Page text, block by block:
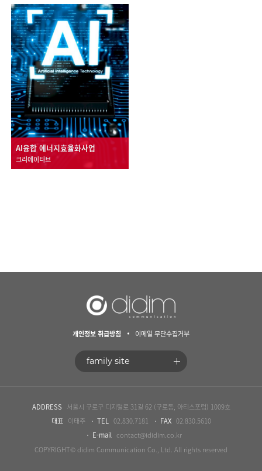
AI융합 에너지효율화사업
크리에이티브
개인정보 취급방침 이메일 무단수집거부
ADDRESS 서울시 구로구 디지털로 31길 62 (구로동, 아티스포럼) 1009호
대표 이태주 TEL 02.830.7181 FAX 02.830.5610
E-mail contact@ididim.co.kr
COPYRIGHT© didim Communication Co., Ltd. All rights reserved